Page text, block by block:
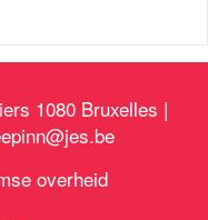
1080 Bruxelles |
overheid